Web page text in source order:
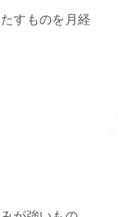
すものを 月経